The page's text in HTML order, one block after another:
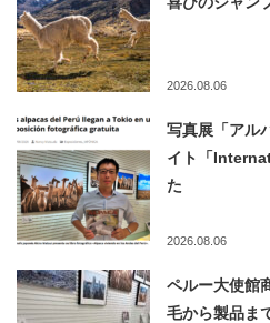
2026.08.06
写真展「アル
イト「
た
2026.08.06
ペルー大使館
毛から製品ま